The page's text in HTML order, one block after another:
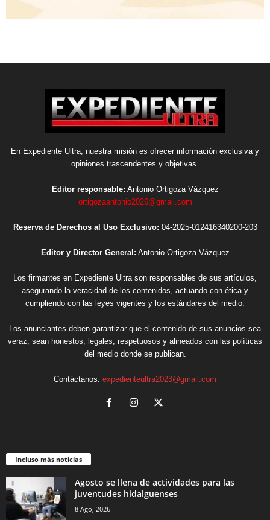
En Expediente Ultra, nuestra misión es ofrecer información exclusiva y
opiniones trascendentes y objetivas.
Editor responsable: Antonio Ortigoza Vázquez
ortigozaantonio2026@gmail.com
Reserva de Derechos al Uso Exclusivo: 04-2025-012416340200-203
Editor y Director General: Antonio Ortigoza Vázquez
Los firmantes en Expediente Ultra son responsables de sus artículos,
asegurando la veracidad de los contenidos, actuando con ética y
cumpliendo con las leyes vigentes y los estándares del medio.
Los anunciantes deben garantizar que el contenido de sus anuncios sea
veraz, sean honestos, legales, respetuosos y alineados con las políticas
del medio donde se publican.
Contáctanos: expedienteultra2023@gmail.com
Incluso más noticias
Agosto se llena de actividades para las
juventudes hidalguenses
8 Ago, 2026